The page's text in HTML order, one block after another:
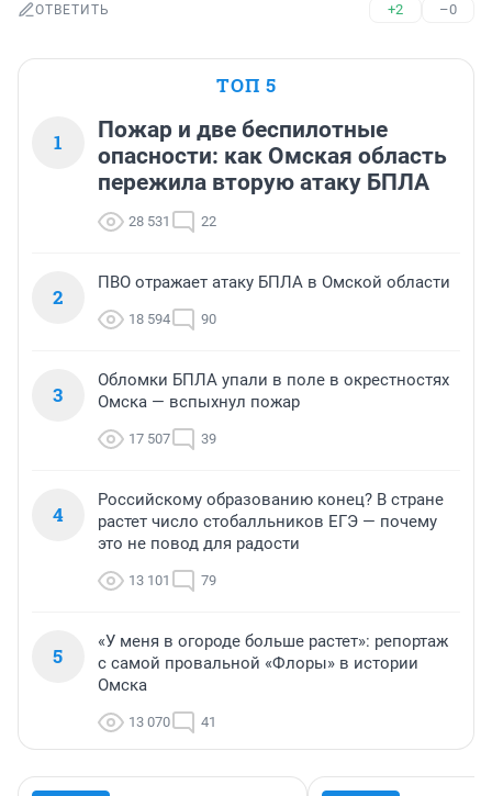
ОТВЕТИТЬ +2 –0
ТОП 5
1
Пожар и две беспилотные
опасности: как Омская область
пережила вторую атаку БПЛА
28 531 22
2
ПВО отражает атаку БПЛА в Омской области
18 594 90
3
Обломки БПЛА упали в поле в окрестностях
Омска — вспыхнул пожар
17 507 39
4
Российскому образованию конец? В стране
растет число стобалльников ЕГЭ — почему
это не повод для радости
13 101 79
5
«У меня в огороде больше растет»: репортаж
с самой провальной «Флоры» в истории
Омска
13 070 41